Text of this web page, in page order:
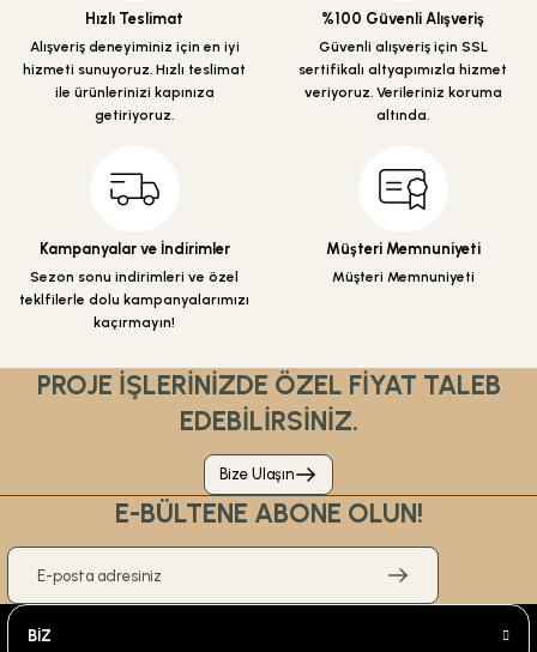
Ürün açıklamasında eksik bilgiler bulunuyor.
Ürün bilgilerinde hatalar bulunuyor.
Ürün fiyatı diğer sitelerden daha pahalı.
Bu ürüne benzer farklı alternatifler olmalı.
Hızlı Teslimat
Alışveriş deneyiminiz için en iyi
hizmeti sunuyoruz. Hızlı teslimat
ile ürünlerinizi kapınıza
getiriyoruz.
%100 Güvenli Alışveriş
Güvenli alışveriş için SSL
sertifikalı altyapımızla hizmet
veriyoruz. Verileriniz koruma
altında.
Kampanyalar ve İndirimler
Sezon sonu indirimleri ve özel
teklfilerle dolu kampanyalarımızı
kaçırmayın!
Müşteri Memnuniyeti
Müşteri Memnuniyeti
PROJE İŞLERİNİZDE ÖZEL FİYAT TALEB
EDEBİLİRSİNİZ.
Bize Ulaşın
E-BÜLTENE ABONE OLUN!
BİZ